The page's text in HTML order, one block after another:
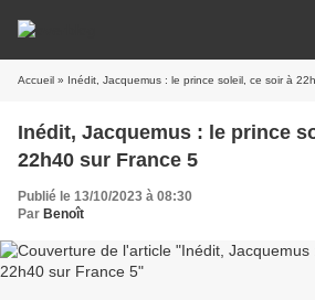
Accueil » Inédit, Jacquemus : le prince soleil, ce soir à
Inédit, Jacquemus : le prince
22h40 sur France 5
Publié le 13/10/2023 à 08:30
Par Benoît